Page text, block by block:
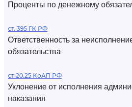
Проценты по денежному
ст. 395 ГК РФ
Ответственность за
обязательства
ст 20.25 КоАП РФ
Уклонение от исполнения
наказания